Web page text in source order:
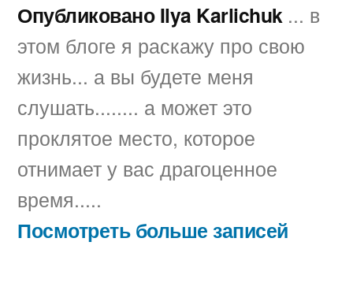
Опубликовано Ilya Karlichuk ... в
этом блоге я раскажу про свою
жизнь... а вы будете меня
слушать........ а может это
проклятое место, которое
отнимает у вас драгоценное
время.....
Посмотреть больше записей